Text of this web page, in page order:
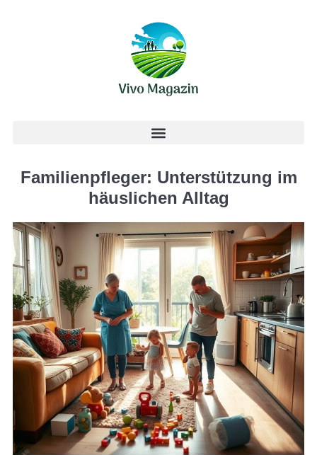
Familienpfleger: Unterstützung im
häuslichen Alltag